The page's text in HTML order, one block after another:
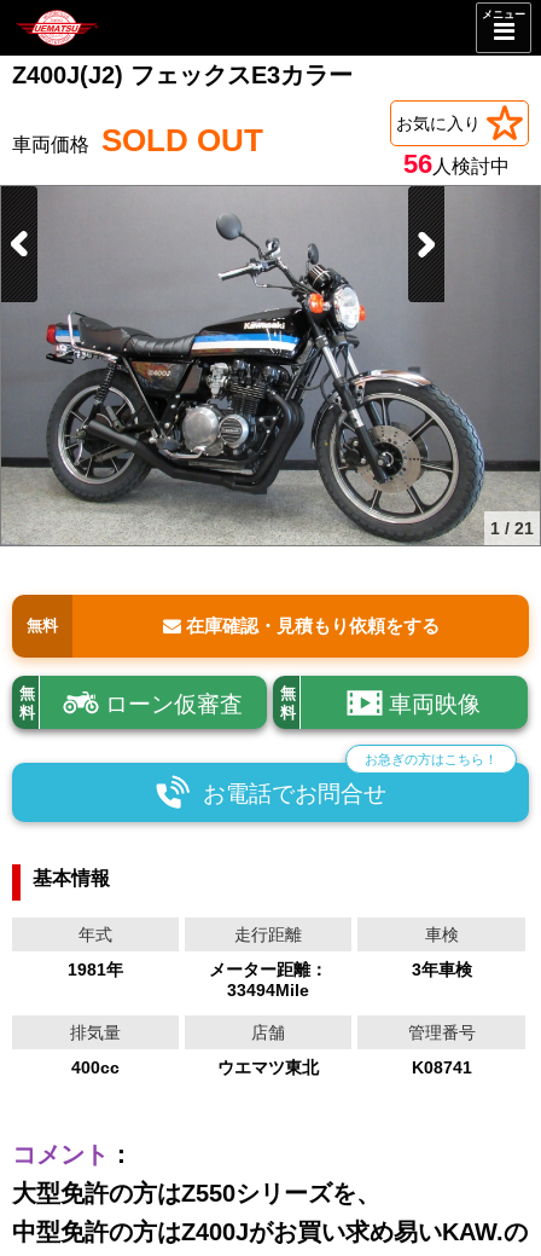
メニュー
Z400J(J2) フェックスE3カラー
SOLD OUT お気に入り
56人検討中
1 / 21
無料 在庫確認・見積もり依頼をする
無
料
ローン仮審査
無
料
車両映像
お電話でお問合せ
お急ぎの方はこちら！
基本情報
年式
1981年
走行距離
メーター距離：
33494Mile
車検
3年車検
排気量
400cc
店舗
ウエマツ東北
管理番号
K08741
コメント ：
大型免許の方はZ550シリーズを、
中型免許の方はZ400Jがお買い求め易いKAW.の